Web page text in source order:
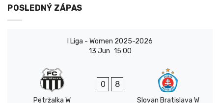
POSLEDNÝ ZÁPAS
I Liga - Women 2025-2026
13 Jun 15:00
Petržalka W
0 8
Slovan Bratislava W